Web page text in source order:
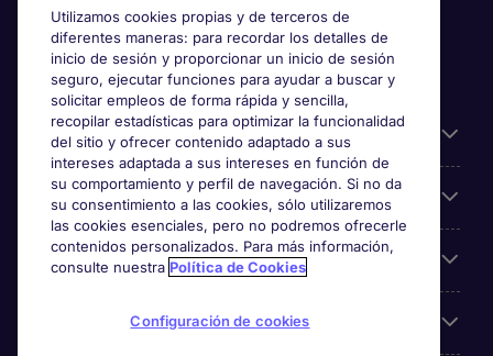
Información útil
Búsqueda de empleo
Empresas
Sobre Michael Page
Utilizamos cookies propias y de terceros de
diferentes maneras: para recordar los detalles de
inicio de sesión y proporcionar un inicio de sesión
seguro, ejecutar funciones para ayudar a buscar y
solicitar empleos de forma rápida y sencilla,
recopilar estadísticas para optimizar la funcionalidad
del sitio y ofrecer contenido adaptado a sus
intereses adaptada a sus intereses en función de
su comportamiento y perfil de navegación. Si no da
su consentimiento a las cookies, sólo utilizaremos
las cookies esenciales, pero no podremos ofrecerle
contenidos personalizados. Para más información,
consulte nuestra Política de Cookies
Configuración de cookies